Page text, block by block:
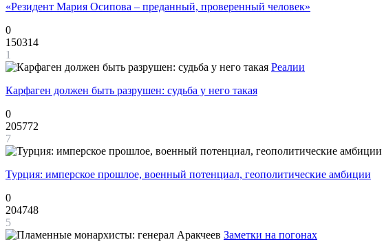
«Резидент Мария Осипова – преданный, проверенный человек»
0
150314
1
Реалии
Карфаген должен быть разрушен: судьба у него такая
0
205772
7
Турция: имперское прошлое, военный потенциал, геополитические амбиции
0
204748
5
Заметки на погонах